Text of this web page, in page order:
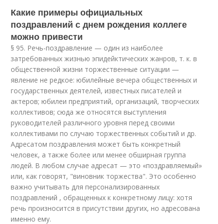
Какие примеры официальных
поздравлений с днем рождения коллеге
можно привести
§ 95. Речь-поздравление — один из наиболее
затребованных жизнью эпидейктических жанров, т. к. в
общественной жизни торжественные ситуации —
явление не редкое: юбилейные вечера общественных и
государственных деятелей, известных писателей и
актеров; юбилеи предприятий, организаций, творческих
коллективов; сюда же относятся выступления
руководителей различного уровня перед своими
коллективами по случаю торжественных событий и др.
Адресатом поздравления может быть конкретный
человек, а также более или менее обширная группа
людей. В любом случае адресат — это «поздравляемый»
или, как говорят, "виновник торжества". Это особенно
важно учитывать для персонализированных
поздравлений , обращенных к конкретному лицу: хотя
речь произносится в присутствии других, но адресована
именно ему.